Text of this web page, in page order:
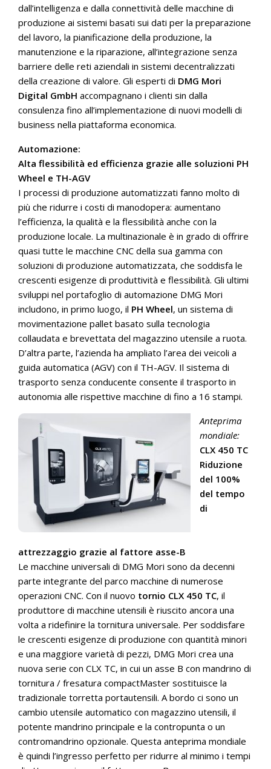
dall’intelligenza e dalla connettività delle macchine di
produzione ai sistemi basati sui dati per la preparazione
del lavoro, la pianificazione della produzione, la
manutenzione e la riparazione, all’integrazione senza
barriere delle reti aziendali in sistemi decentralizzati
della creazione di valore. Gli esperti di DMG Mori
Digital GmbH accompagnano i clienti sin dalla
consulenza fino all’implementazione di nuovi modelli di
business nella piattaforma economica.
Automazione:
Alta flessibilità ed efficienza grazie alle soluzioni PH
Wheel e TH-AGV
I processi di produzione automatizzati fanno molto di
più che ridurre i costi di manodopera: aumentano
l’efficienza, la qualità e la flessibilità anche con la
produzione locale. La multinazionale è in grado di offrire
quasi tutte le macchine CNC della sua gamma con
soluzioni di produzione automatizzata, che soddisfa le
crescenti esigenze di produttività e flessibilità. Gli ultimi
sviluppi nel portafoglio di automazione DMG Mori
includono, in primo luogo, il PH Wheel, un sistema di
movimentazione pallet basato sulla tecnologia
collaudata e brevettata del magazzino utensile a ruota.
D’altra parte, l’azienda ha ampliato l’area dei veicoli a
guida automatica (AGV) con il TH-AGV. Il sistema di
trasporto senza conducente consente il trasporto in
autonomia alle rispettive macchine di fino a 16 stampi.
Anteprima
mondiale:
CLX 450 TC
Riduzione
del 100%
del tempo
di
attrezzaggio grazie al fattore asse-B
Le macchine universali di DMG Mori sono da decenni
parte integrante del parco macchine di numerose
operazioni CNC. Con il nuovo tornio CLX 450 TC, il
produttore di macchine utensili è riuscito ancora una
volta a ridefinire la tornitura universale. Per soddisfare
le crescenti esigenze di produzione con quantità minori
e una maggiore varietà di pezzi, DMG Mori crea una
nuova serie con CLX TC, in cui un asse B con mandrino di
tornitura / fresatura compactMaster sostituisce la
tradizionale torretta portautensili. A bordo ci sono un
cambio utensile automatico con magazzino utensili, il
potente mandrino principale e la contropunta o un
contromandrino opzionale. Questa anteprima mondiale
è quindi l’ingresso perfetto per ridurre al minimo i tempi